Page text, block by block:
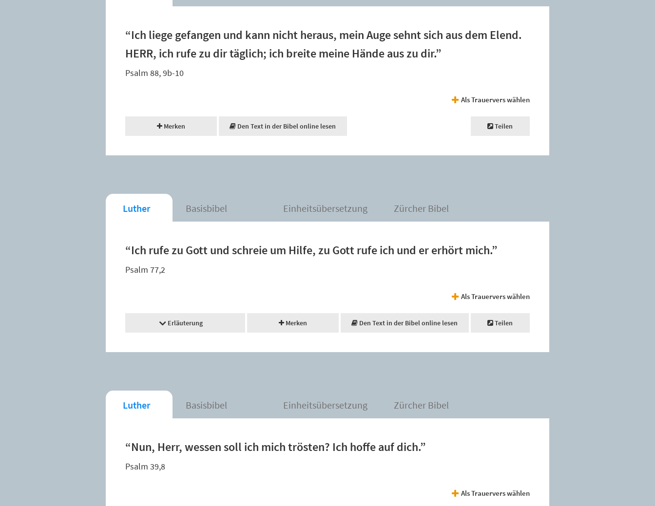
“Ich liege gefangen und kann nicht heraus, mein Auge sehnt sich aus dem Elend.
HERR, ich rufe zu dir täglich; ich breite meine Hände aus zu dir.”
Psalm 88, 9b-10
Als Trauervers wählen
Merken Den Text in der Bibel online lesen Teilen
Luther Basisbibel Einheitsübersetzung Zürcher Bibel
“Ich rufe zu Gott und schreie um Hilfe, zu Gott rufe ich und er erhört mich.”
Psalm 77,2
Als Trauervers wählen
Erläuterung Merken Den Text in der Bibel online lesen Teilen
Luther Basisbibel Einheitsübersetzung Zürcher Bibel
“Nun, Herr, wessen soll ich mich trösten? Ich hoffe auf dich.”
Psalm 39,8
Als Trauervers wählen